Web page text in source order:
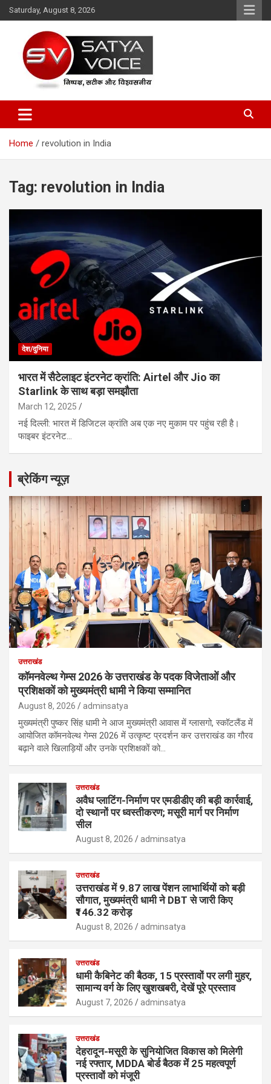
Skip
to
Saturday, August 8, 2026
Satya Voice
Home revolution in India
Tag: revolution in India
देश/दुनिया
भारत में सैटेलाइट इंटरनेट क्रांति: Airtel और Jio का
Starlink के साथ बड़ा समझौता
March 12, 2025
नई दिल्ली: भारत में डिजिटल क्रांति अब एक नए मुकाम पर पहुंच रही है।
फाइबर इंटरनेट…
ब्रेकिंग न्यूज़
उत्तराखंड
कॉमनवेल्थ गेम्स 2026 के उत्तराखंड के पदक विजेताओं और
प्रशिक्षकों को मुख्यमंत्री धामी ने किया सम्मानित
August 8, 2026 adminsatya
मुख्यमंत्री पुष्कर सिंह धामी ने आज मुख्यमंत्री आवास में ग्लासगो, स्कॉटलैंड में
आयोजित कॉमनवेल्थ गेम्स 2026 में उत्कृष्ट प्रदर्शन कर उत्तराखंड का गौरव
बढ़ाने वाले खिलाड़ियों और उनके प्रशिक्षकों को…
उत्तराखंड
अवैध प्लाटिंग-निर्माण पर एमडीडीए की बड़ी कार्रवाई,
दो स्थानों पर ध्वस्तीकरण; मसूरी मार्ग पर निर्माण
सील
August 8, 2026 adminsatya
उत्तराखंड
उत्तराखंड में 9.87 लाख पेंशन लाभार्थियों को बड़ी
सौगात, मुख्यमंत्री धामी ने DBT से जारी किए
₹146.32 करोड़
August 8, 2026 adminsatya
उत्तराखंड
धामी कैबिनेट की बैठक, 15 प्रस्तावों पर लगी मुहर,
सामान्य वर्ग के लिए खुशखबरी, देखें पूरे प्रस्ताव
August 7, 2026 adminsatya
उत्तराखंड
देहरादून-मसूरी के सुनियोजित विकास को मिलेगी
नई रफ्तार, MDDA बोर्ड बैठक में 25 महत्वपूर्ण
प्रस्तावों को मंजूरी